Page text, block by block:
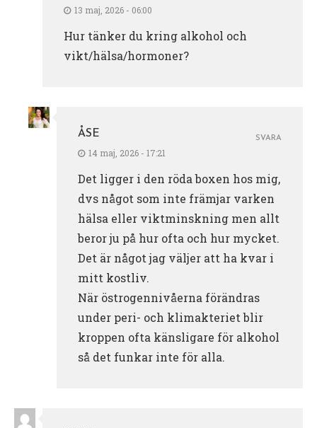
13 maj, 2026 - 06:00
Hur tänker du kring alkohol och
vikt/hälsa/hormoner?
ÅSE
14 maj, 2026 - 17:21
Det ligger i den röda boxen hos mig,
dvs något som inte främjar varken
hälsa eller viktminskning men allt
beror ju på hur ofta och hur mycket.
Det är något jag väljer att ha kvar i
mitt kostliv.
När östrogennivåerna förändras
under peri- och klimakteriet blir
kroppen ofta känsligare för alkohol
så det funkar inte för alla.
SVARA